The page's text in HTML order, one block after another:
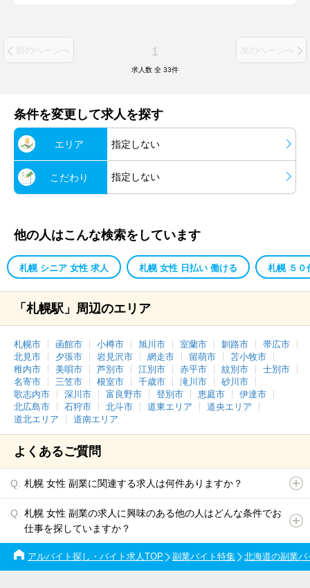
前のページへ 1 次のページへ
求人数 全 33件
条件を変更して求人を探す
エリア 指定しない
こだわり 指定しない
他の人はこんな検索をしています
札幌 シニア 女性 求人 札幌 女性 日払い 働ける 札幌 ５０
「札幌駅」周辺のエリア
札幌市 函館市 小樽市 旭川市 室蘭市 釧路市
帯広市
北見市
夕張市 岩見沢市 網走市 留萌市
苫小牧市
稚内市
美唄市 芦別市 江別市 赤平市 紋別市
士別市
名寄市
三笠市 根室市 千歳市 滝川市
砂川市
歌志内市
深川市 富良野市 登別市 恵庭市
伊達市
北広島市
石狩市 北斗市 道東エリア
道央エリア
道北エリア
道南エリア
よくあるご質問
札幌 女性 副業に関連する求人は何件ありますか？
札幌 女性 副業の求人に興味のある他の人はどんな条件でお
仕事を探していますか？
アルバイト探し・バイト求人TOP 副業バイト特集 北海道の副業バ